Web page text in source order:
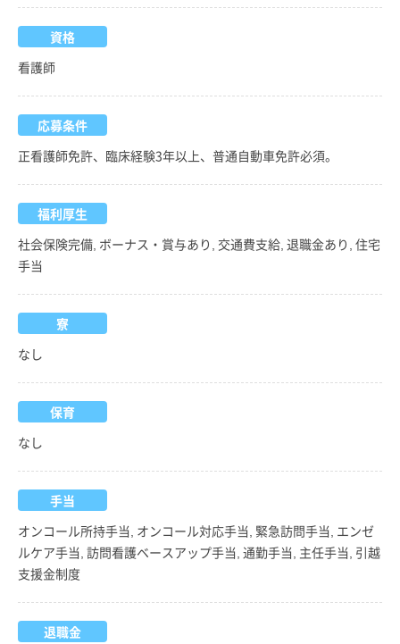
資格
看護師
応募条件
正看護師免許、臨床経験3年以上、普通自動車免許必須。
福利厚生
社会保険完備, ボーナス・賞与あり, 交通費支給, 退職金あり, 住宅
手当
寮
なし
保育
なし
手当
オンコール所持手当, オンコール対応手当, 緊急訪問手当, エンゼ
ルケア手当, 訪問看護ベースアップ手当, 通勤手当, 主任手当, 引越
支援金制度
退職金